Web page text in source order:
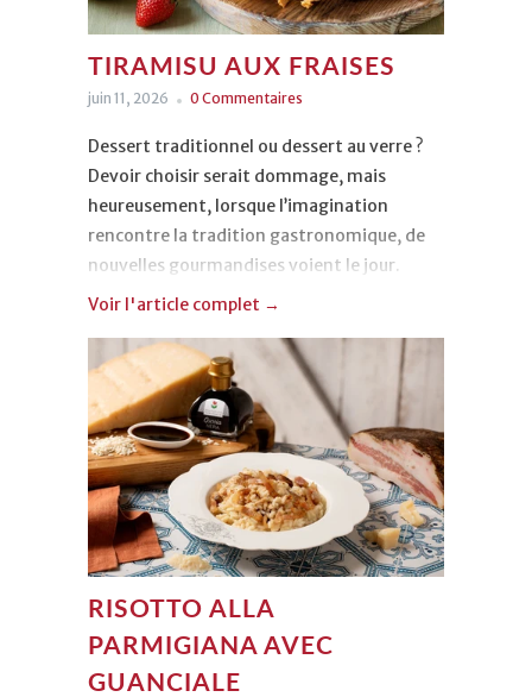
insouciants.
TIRAMISU AUX FRAISES
juin 11, 2026 0 Commentaires
Dessert traditionnel ou dessert au verre ?
Devoir choisir serait dommage, mais
heureusement, lorsque l’imagination
rencontre la tradition gastronomique, de
nouvelles gourmandises voient le jour.
Aujourd’hui, nous vous proposons un
délicieuxTiramisu aux fraises. Léger, coloré
et irrésistible, il est d’une grande simplicité
à réaliser tout en offrant un magnifique
effet visuel.
Voir l'article complet →
RISOTTO ALLA
PARMIGIANA AVEC
GUANCIALE